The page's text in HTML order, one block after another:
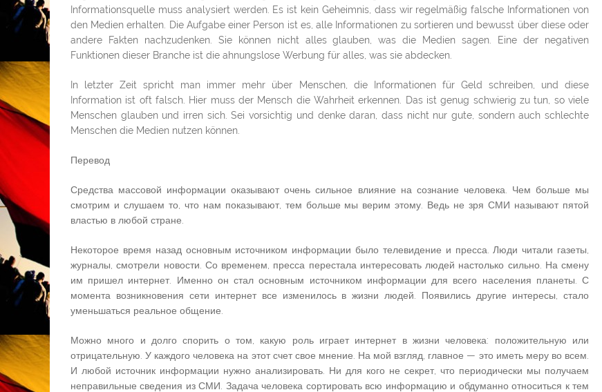
Informationsquelle muss analysiert werden. Es ist kein Geheimnis, dass wir regelmäßig falsche Informationen von
den Medien erhalten. Die Aufgabe einer Person ist es, alle Informationen zu sortieren und bewusst über diese oder
andere Fakten nachzudenken. Sie können nicht alles glauben, was die Medien sagen. Eine der negativen
Funktionen dieser Branche ist die ahnungslose Werbung für alles, was sie abdecken.
In letzter Zeit spricht man immer mehr über Menschen, die Informationen für Geld schreiben, und diese
Information ist oft falsch. Hier muss der Mensch die Wahrheit erkennen. Das ist genug schwierig zu tun, so viele
Menschen glauben und irren sich. Sei vorsichtig und denke daran, dass nicht nur gute, sondern auch schlechte
Menschen die Medien nutzen können.
Перевод
Средства массовой информации оказывают очень сильное влияние на сознание человека. Чем больше мы
смотрим и слушаем то, что нам показывают, тем больше мы верим этому. Ведь не зря СМИ называют пятой
властью в любой стране.
Некоторое время назад основным источником информации было телевидение и пресса. Люди читали газеты,
журналы, смотрели новости. Со временем, пресса перестала интересовать людей настолько сильно. На смену
им пришел интернет. Именно он стал основным источником информации для всего населения планеты. С
момента возникновения сети интернет все изменилось в жизни людей. Появились другие интересы, стало
уменьшаться реальное общение.
Можно много и долго спорить о том, какую роль играет интернет в жизни человека: положительную или
отрицательную. У каждого человека на этот счет свое мнение. На мой взгляд, главное — это иметь меру во всем.
И любой источник информации нужно анализировать. Ни для кого не секрет, что периодически мы получаем
неправильные сведения из СМИ. Задача человека сортировать всю информацию и обдуманно относиться к тем